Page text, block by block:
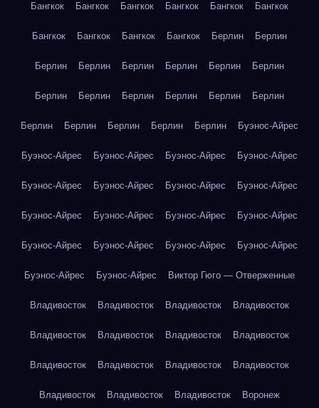
Бангкок Бангкок Бангкок Бангкок Бангкок Бангкок
Бангкок Бангкок Бангкок Бангкок Берлин Берлин
Берлин Берлин Берлин Берлин Берлин Берлин
Берлин Берлин Берлин Берлин Берлин Берлин
Берлин Берлин Берлин Берлин Берлин Буэнос-Айрес
Буэнос-Айрес Буэнос-Айрес Буэнос-Айрес Буэнос-Айрес
Буэнос-Айрес Буэнос-Айрес Буэнос-Айрес Буэнос-Айрес
Буэнос-Айрес Буэнос-Айрес Буэнос-Айрес Буэнос-Айрес
Буэнос-Айрес Буэнос-Айрес Буэнос-Айрес Буэнос-Айрес
Буэнос-Айрес Буэнос-Айрес Виктор Гюго — Отверженные
Владивосток Владивосток Владивосток Владивосток
Владивосток Владивосток Владивосток Владивосток
Владивосток Владивосток Владивосток Владивосток
Владивосток Владивосток Владивосток Воронеж